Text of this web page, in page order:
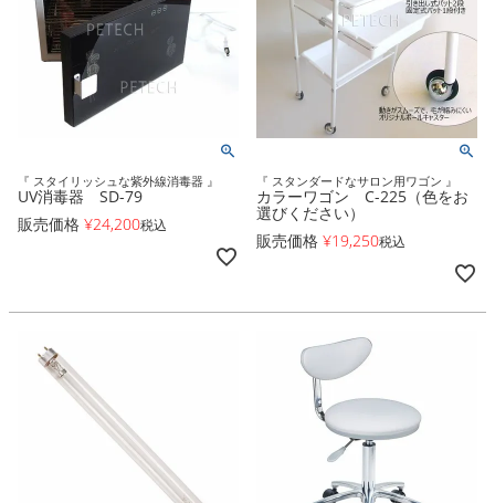
『 スタイリッシュな紫外線消毒器 』
UV消毒器 SD-79
販売価格 ¥24,200税込
『 スタンダードなサロン用ワゴン 』
カラーワゴン C-225（色をお
選びください）
販売価格 ¥19,250税込